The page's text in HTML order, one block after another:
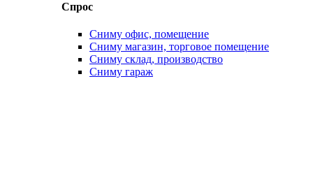
Спрос
Сниму офис, помещение
Сниму магазин, торговое помещение
Сниму склад, производство
Сниму гараж